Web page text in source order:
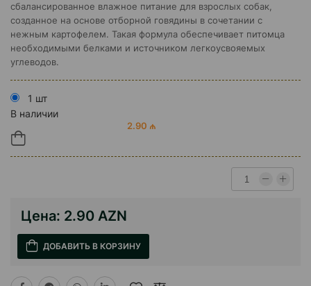
сбалансированное влажное питание для взрослых собак,
созданное на основе отборной говядины в сочетании с
нежным картофелем. Такая формула обеспечивает питомца
необходимыми белками и источником легкоусвояемых
углеводов.
1 шт
В наличии
2.90 ₼
Цена: 2.90 AZN
ДОБАВИТЬ В КОРЗИНУ